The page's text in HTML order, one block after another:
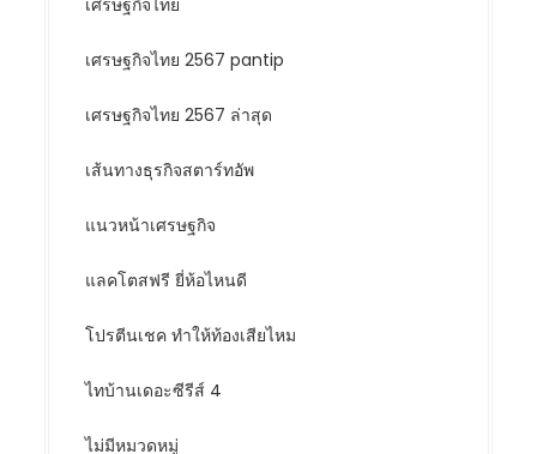
เศรษฐกิจไทย 2567 pantip
เศรษฐกิจไทย 2567 ล่าสุด
เส้นทางธุรกิจสตาร์ทอัพ
แนวหน้าเศรษฐกิจ
แลคโตสฟรี ยี่ห้อไหนดี
โปรตีนเชค ทำให้ท้องเสียไหม
ไทบ้านเดอะซีรีส์ 4
ไม่มีหมวดหมู่